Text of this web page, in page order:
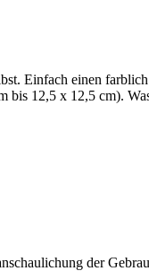
Einfach einen
bis 12,5 x 12,5 cm).
der